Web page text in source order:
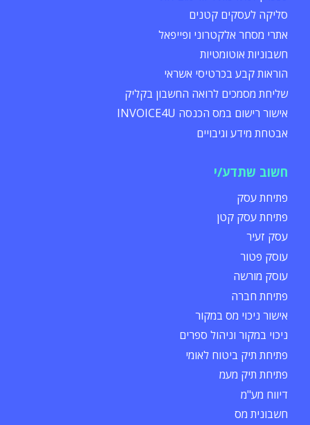
סליקה לעסקים קטנים
אתרי מסחר אלקטרוני ופייפאל
חשבוניות אוטומטיות
הוראות קבע בכרטיסי אשראי
שליחת מסמכים לרואה החשבון בקליק
אישור רישום במס הכנסה INVOICE4U
אבטחת מידע וגיבויים
חשוב שתדע/י
פתיחת עסק
פתיחת עסק קטן
עסק זעיר
עוסק פטור
עוסק מורשה
פתיחת חברה
אישור ניכוי מס במקור
ניכוי במקור וניהול ספרים
פתיחת תיק ביטוח לאומי
פתיחת תיק מעמ
דיווח מע"מ
חשבונית מס